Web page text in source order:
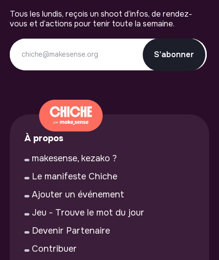
Tous les lundis, reçois un shoot d’infos, de rendez-
vous et d’actions pour tenir toute la semaine.
S'abonner
À propos
makesense, kezako ?
Le manifeste Chiche
Ajouter un événement
Jeu - Trouve le mot du jour
Devenir Partenaire
Contribuer